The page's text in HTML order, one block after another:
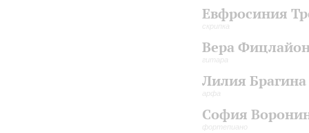
Евфросиния
скрипка
Вера
гитара
Лилия Брагина
арфа
София
фортепиано